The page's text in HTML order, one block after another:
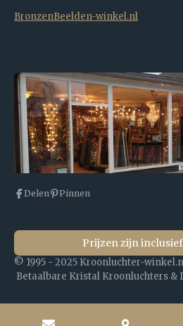
BronzenBeelden-winkel.nl
Delen Pinnen
Prijzen zijn inclusief
© 1995 - 2025
Betaalbare Kristal Kroonluchters &